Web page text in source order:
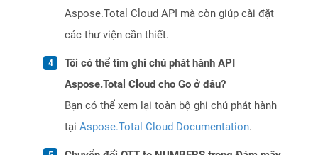
Aspose.Total Cloud API mà còn giúp cài đặt
các thư viện cần thiết.
Tôi có thể tìm ghi chú phát hành API
Aspose.Total Cloud cho Go ở đâu?
Bạn có thể xem lại toàn bộ ghi chú phát hành
tại Aspose.Total Cloud Documentation.